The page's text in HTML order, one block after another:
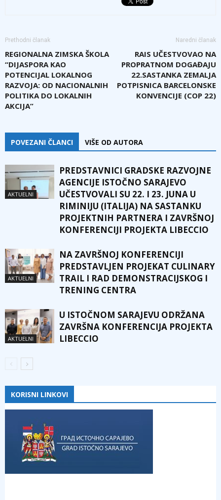
Prethodni članak
REGIONALNA ZIMSKA ŠKOLA
“DIJASPORA KAO
POTENCIJAL LOKALNOG
RAZVOJA: OD NACIONALNIH
POLITIKA DO LOKALNIH
AKCIJA”
Naredni članak
RAIS UČESTVOVAO NA
PROPRATNOM DOGAĐAJU
22.SASTANKA ZEMALJA
POTPISNICA BARCELONSKE
KONVENCIJE (COP 22)
POVEZANI ČLANCI VIŠE OD AUTORA
AKTUELNI
PREDSTAVNICI GRADSKE RAZVOJNE
AGENCIJE ISTOČNO SARAJEVO
UČESTVOVALI SU 22. I 23. JUNA U
RIMINIJU (ITALIJA) NA SASTANKU
PROJEKTNIH PARTNERA I ZAVRŠNOJ
KONFERENCIJI PROJEKTA LIBECCIO
AKTUELNI
NA ZAVRŠNOJ KONFERENCIJI
PREDSTAVLJEN PROJEKAT CULINARY
TRAIL I RAD DEMONSTRACIJSKOG I
TRENING CENTRA
AKTUELNI
U ISTOČNOM SARAJEVU ODRŽANA
ZAVRŠNA KONFERENCIJA PROJEKTA
LIBECCIO
KORISNI LINKOVI